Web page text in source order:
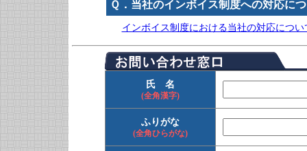
Ｑ．当社のインボイス制度への対応に
インボイス制度における当社の対応につい
氏 名
(全角漢字)
ふりがな
(全角ひらがな)